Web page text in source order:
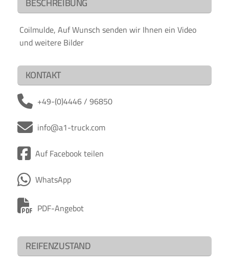
Coilmulde, Auf Wunsch senden wir Ihnen ein Video
und weitere Bilder
KONTAKT
+49-(0)4446 / 96850
info@a1-truck.com
Auf Facebook teilen
WhatsApp
PDF-Angebot
REIFENZUSTAND